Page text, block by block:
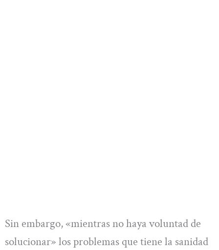
Sin embargo, «mientras no haya voluntad de
solucionar» los problemas que tiene la sanidad